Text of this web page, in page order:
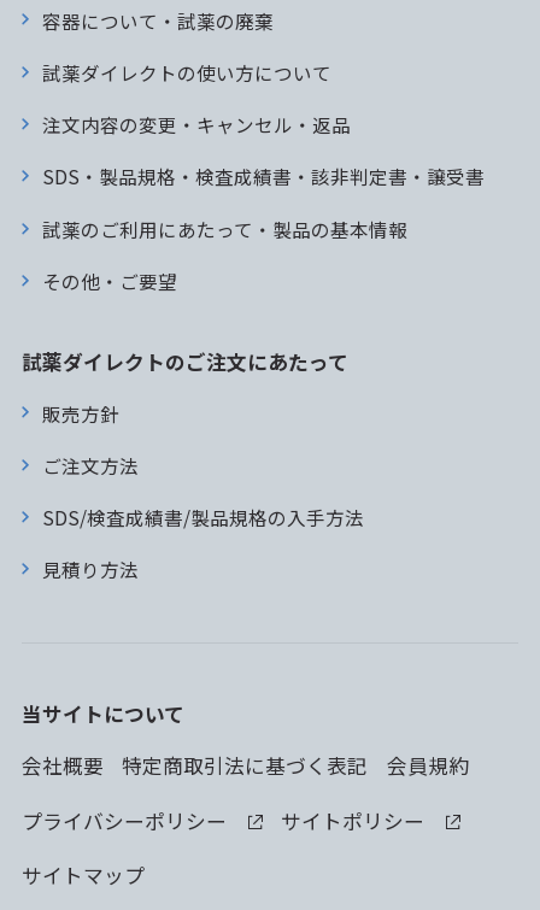
容器について・試薬の廃棄
試薬ダイレクトの使い方について
注文内容の変更・キャンセル・返品
SDS・製品規格・検査成績書・該非判定書・譲受書
試薬のご利用にあたって・製品の基本情報
その他・ご要望
試薬ダイレクトのご注文にあたって
販売方針
ご注文方法
SDS/検査成績書/製品規格の入手方法
見積り方法
当サイトについて
会社概要
特定商取引法に基づく表記
会員規約
プライバシーポリシー
サイトポリシー
サイトマップ